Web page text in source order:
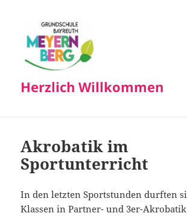
Herzlich Willkommen
Akrobatik im
Sportunterricht
In den letzten Sportstunden durften
Klassen in Partner- und 3er-Akrobatik